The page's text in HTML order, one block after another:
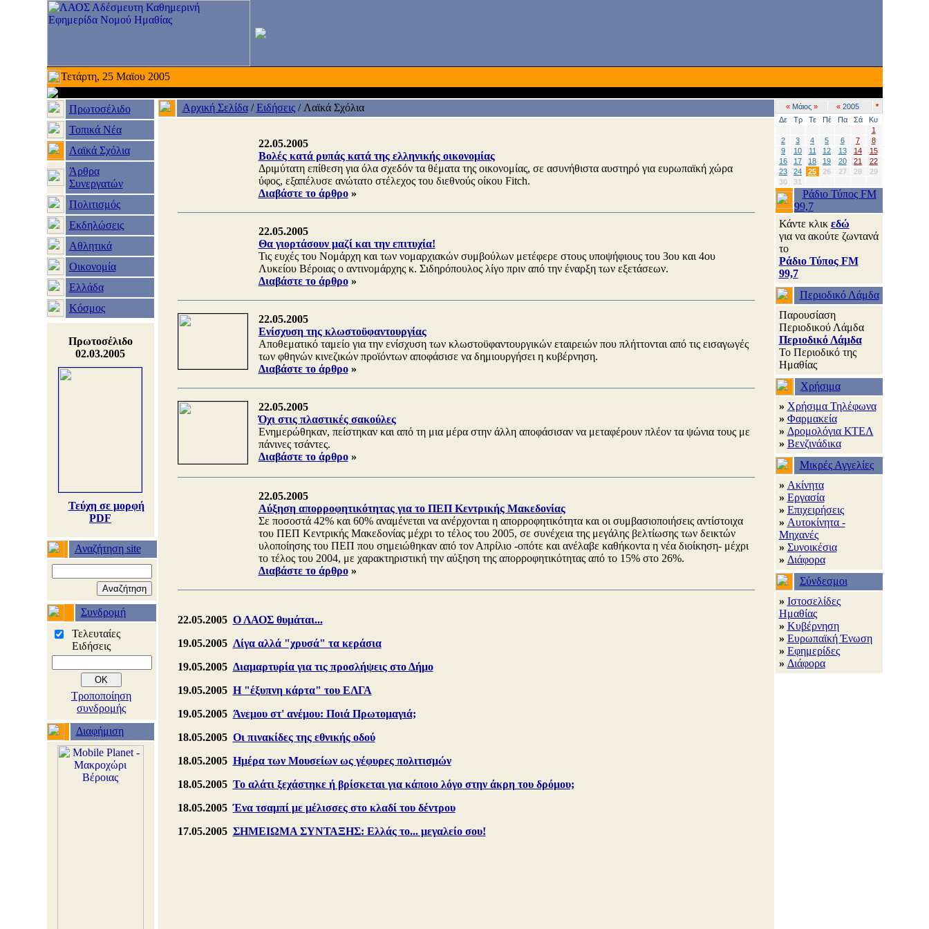
Τετάρτη, 25 Μαϊου 2005
Πρωτοσέλιδο
Τοπικά Νέα
Λαϊκά Σχόλια
Άρθρα
Συνεργατών
Πολιτισμός
Εκδηλώσεις
Αθλητικά
Οικονομία
Ελλάδα
Κόσμος
Πρωτοσέλιδο
02.03.2005
Τεύχη σε μορφή
PDF
Αναζήτηση site
Συνδρομή
Τελευταίες
Ειδήσεις
Τροποποίηση
συνδρομής
Διαφήμιση
Αρχική Σελίδα/Ειδήσεις/ Λαϊκά Σχόλια
22.05.2005
Βολές κατά ρυπάς κατά της ελληνικής οικονομίας
Δριμύτατη επίθεση για όλα σχεδόν τα θέματα της οικονομίας, σε ασυνήθιστα αυστηρό για ευρωπαϊκή χώρα
ύφος, εξαπέλυσε ανώτατο στέλεχος του διεθνούς οίκου Fitch.
Διαβάστε το άρθρο»
22.05.2005
Θα γιορτάσουν μαζί και την επιτυχία!
Τις ευχές του Νομάρχη και των νομαρχιακών συμβούλων μετέφερε στους υποψήφιους του 3ου και 4ου
Λυκείου Βέροιας ο αντινομάρχης κ. Σιδηρόπουλος λίγο πριν από την έναρξη των εξετάσεων.
Διαβάστε το άρθρο»
22.05.2005
Ενίσχυση της κλωστοϋφαντουργίας
Αποθεματικό ταμείο για την ενίσχυση των κλωστοϋφαντουργικών εταιρειών που πλήττονται από τις εισαγωγές
των φθηνών κινεζικών προϊόντων αποφάσισε να δημιουργήσει η κυβέρνηση.
Διαβάστε το άρθρο»
22.05.2005
Όχι στις πλαστικές σακούλες
Ενημερώθηκαν, πείστηκαν και από τη μια μέρα στην άλλη αποφάσισαν να μεταφέρουν πλέον τα ψώνια τους με
πάνινες τσάντες.
Διαβάστε το άρθρο»
22.05.2005
Αύξηση απορροφητικότητας για το ΠΕΠ Κεντρικής Μακεδονίας
Σε ποσοστά 42% και 60% αναμένεται να ανέρχονται η απορροφητικότητα και οι συμβασιοποιήσεις αντίστοιχα
του ΠΕΠ Κεντρικής Μακεδονίας μέχρι το τέλος του 2005, σε συνέχεια της μεγάλης βελτίωσης των δεικτών
υλοποίησης του ΠΕΠ που σημειώθηκαν από τον Απρίλιο -οπότε και ανέλαβε καθήκοντα η νέα διοίκηση- μέχρι
το τέλος του 2004, με χαρακτηριστική την αύξηση της απορροφητικότητας από το 15% στο 26%.
Διαβάστε το άρθρο»
22.05.2005 Ο ΛΑΟΣ θυμάται...
19.05.2005 Λίγα αλλά "χρυσά" τα κεράσια
19.05.2005 Διαμαρτυρία για τις προσλήψεις στο Δήμο
19.05.2005 Η "έξυπνη κάρτα" του ΕΛΓΑ
19.05.2005 Άνεμου στ' ανέμου: Ποιά Πρωτομαγιά;
18.05.2005 Οι πινακίδες της εθνικής οδού
18.05.2005 Ημέρα των Μουσείων ως γέφυρες πολιτισμών
18.05.2005 Το αλάτι ξεχάστηκε ή βρίσκεται για κάποιο λόγο στην άκρη του δρόμου;
18.05.2005Ένα τσαμπί με μέλισσες στο κλαδί του δέντρου
17.05.2005 ΣΗΜΕΙΩΜΑ ΣΥΝΤΑΞΗΣ: Ελλάς το... μεγαλείο σου!
« Μάιος » « 2005
*
Δε
Τρ Τε Πέ Πα Σά
Κυ
1
2
3 4 5 6 7
8
9
10 11 12 13 14
15
16
17 18 19 20 21
22
23
24 25 26 27 28
29
30
31
Ράδιο Τύπος FM
99,7
Κάντε κλικ εδώ
για να ακούτε ζωντανά
το
Ράδιο Τύπος FM
99,7
Περιοδικό Λάμδα
Παρουσίαση
Περιοδικού Λάμδα
Περιοδικό Λάμδα
Το Περιοδικό της
Ημαθίας
Χρήσιμα
» Χρήσιμα Τηλέφωνα
» Φαρμακεία
» Δρομολόγια ΚΤΕΛ
» Βενζινάδικα
Μικρές Αγγελίες
» Ακίνητα
» Εργασία
» Επιχειρήσεις
» Αυτοκίνητα -
Μηχανές
» Συνοικέσια
» Διάφορα
Σύνδεσμοι
» Ιστοσελίδες
Ημαθίας
» Κυβέρνηση
» Ευρωπαϊκή Ένωση
» Εφημερίδες
» Διάφορα